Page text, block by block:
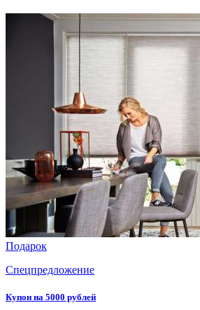
Подарок
Спецпредложение
Купон на 5000 рублей